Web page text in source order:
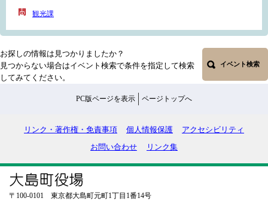
観光課
お探しの情報は見つかりましたか？
見つからない場合はイベント検索で条件を指定して検索
してみてください。
イベント検索
PC版ページを表示 ページトップへ
リンク・著作権・免責事項 個人情報保護 アクセシビリティ
お問い合わせ リンク集
〒100-0101 東京都大島町元町1丁目1番14号